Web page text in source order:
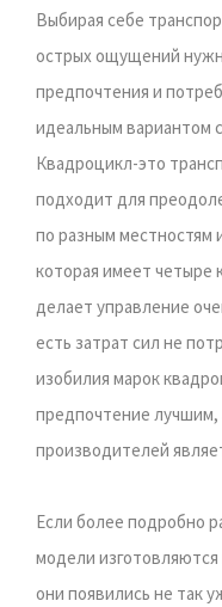
Выбирая себе
острых ощущений
предпочтения и
идеальным вариантом
Квадроцикл-это
подходит для
по разным местностям
которая имеет четыре
делает управление
есть затрат сил не
изобилия марок
предпочтение
производителей
Если более подробно
модели
они появились не так